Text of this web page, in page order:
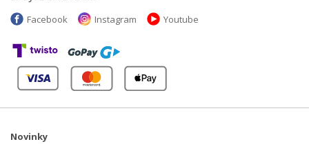
Facebook Instagram Youtube
Novinky